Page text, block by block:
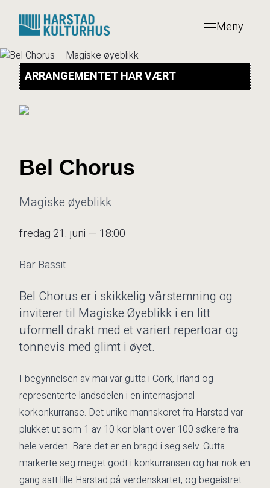
innhold
Meny
ARRANGEMENTET HAR VÆRT
Bel Chorus
Magiske øyeblikk
fredag 21. juni — 18:00
Bar Bassit
Bel Chorus er i skikkelig vårstemning og
inviterer til Magiske Øyeblikk i en litt
uformell drakt med et variert repertoar og
tonnevis med glimt i øyet.
I begynnelsen av mai var gutta i Cork, Irland og
representerte landsdelen i en internasjonal
korkonkurranse. Det unike mannskoret fra Harstad var
plukket ut som 1 av 10 kor blant over 100 søkere fra
hele verden. Bare det er en bragd i seg selv. Gutta
markerte seg meget godt i konkurransen og har nok en
gang satt lille Harstad på verdenskartet, og begeistret